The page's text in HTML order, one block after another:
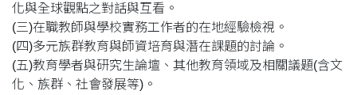
化與全球觀點之對話與互看。
(三)在職教師與學校實務工作者的在地經驗檢視。
(四)多元族群教育與師資培育與潛在課題的討論。
(五)教育學者與研究生論壇、其他教育領域及相關議題(含文
化、族群、社會發展等)。